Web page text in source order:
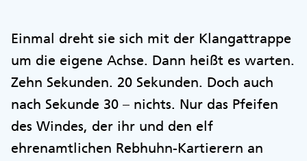
Einmal dreht sie sich mit der Klangattrappe
um die eigene Achse. Dann heißt es warten.
Zehn Sekunden. 20 Sekunden. Doch auch
nach Sekunde 30 – nichts. Nur das Pfeifen
des Windes, der ihr und den elf
ehrenamtlichen Rebhuhn-Kartierern an